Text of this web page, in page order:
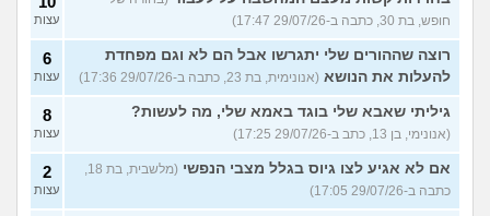
חופש, בת 30, כתבה ב-29/07/26 17:47)
עצות
רוצה שההורים שלי יתגרשו אבל הם לא וגם מפחדת
להעלות את הנושא (אנונימית, בת 23, כתבה ב-29/07/26 17:36)
6
עצות
גיליתי שאבא שלי בוגד באמא שלי, מה לעשות?
(אנונימי, בן 13, כתב ב-29/07/26 17:25)
8
עצות
אם לא אגיע לצו גיוס בגלל מצבי הנפשי
(מלשבית, בת 18,
כתבה ב-29/07/26 17:05)
2
עצות